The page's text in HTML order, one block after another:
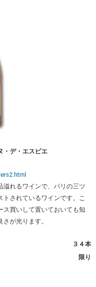
デ・エスピエ
溢れるワインで、パリの三ツ
されているワインです。こ
ス買いして置いておいても知
が光ります。
３４本
限り